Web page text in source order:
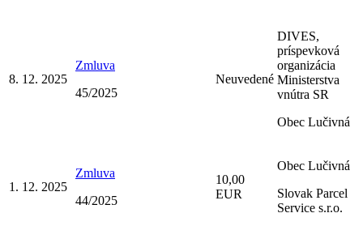
8. 12. 2025
Zmluva
45/2025
Neuvedené
DIVES,
príspevková
organizácia
Ministerstva
vnútra SR
Obec Lučivná
1. 12. 2025
Zmluva
44/2025
10,00
EUR
Obec Lučivná
Slovak Parcel
Service s.r.o.